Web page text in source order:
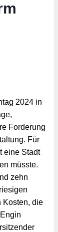
2024 in
Forderung
Für
eine Stadt
müsste.
zehn
Kosten, die